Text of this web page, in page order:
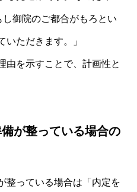
御院のご都合がもろとい
いただきます。」
由を示すことで、計画性と
が整っている場合の
整っている場合は「内定を